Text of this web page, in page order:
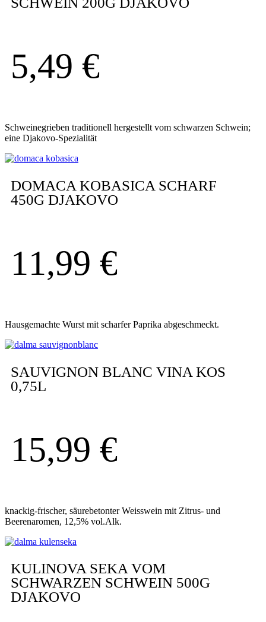
5,49 €
Schweinegrieben traditionell hergestellt vom schwarzen Schwein;
eine Djakovo-Spezialität
DOMACA KOBASICA SCHARF
450G DJAKOVO
11,99 €
Hausgemachte Wurst mit scharfer Paprika abgeschmeckt.
SAUVIGNON BLANC VINA KOS
0,75L
15,99 €
knackig-frischer, säurebetonter Weisswein mit Zitrus- und
Beerenaromen, 12,5% vol.Alk.
KULINOVA SEKA VOM
SCHWARZEN SCHWEIN 500G
DJAKOVO